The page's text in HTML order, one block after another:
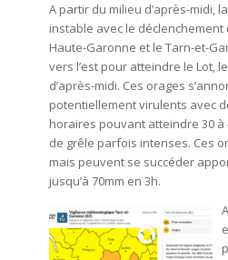
A partir du milieu d’après-midi,
instable avec le déclenchement
Haute-Garonne et le Tarn-et-
vers l’est pour atteindre le Lot,
d’après-midi. Ces orages
potentiellement virulents avec
horaires pouvant atteindre 30 à
de grêle parfois intenses. Ces
mais peuvent se succéder
jusqu’à 70mm en 3h.